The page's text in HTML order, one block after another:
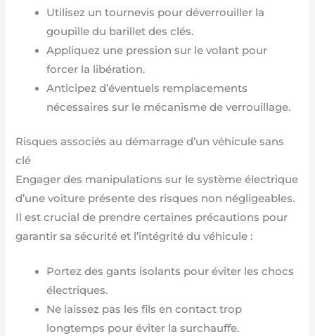
Utilisez un tournevis pour déverrouiller la
goupille du barillet des clés.
Appliquez une pression sur le volant pour
forcer la libération.
Anticipez d’éventuels remplacements
nécessaires sur le mécanisme de verrouillage.
Risques associés au démarrage d’un véhicule sans
clé
Engager des manipulations sur le système électrique
d’une voiture présente des risques non négligeables.
Il est crucial de prendre certaines précautions pour
garantir sa sécurité et l’intégrité du véhicule :
Portez des gants isolants pour éviter les chocs
électriques.
Ne laissez pas les fils en contact trop
longtemps pour éviter la surchauffe.